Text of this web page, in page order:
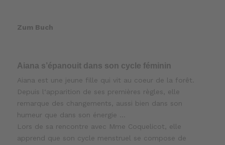
Zum Buch
Aiana s’épanouit dans son cycle féminin
Aiana est une jeune fille qui vit au coeur de la forêt.
Depuis l‘apparition de ses premières règles, elle
remarque des changements, aussi bien dans son
humeur que dans son énergie …
Lors de sa rencontre avec Mme Coquelicot, elle
apprend que son cycle menstruel se compose de